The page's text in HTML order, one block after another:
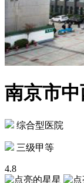
南京市
综合型医院
三级甲等
4.8